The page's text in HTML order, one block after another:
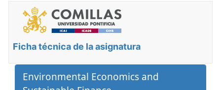
Ficha técnica de la asignatura
Environmental Economics and